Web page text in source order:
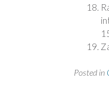
Posted in